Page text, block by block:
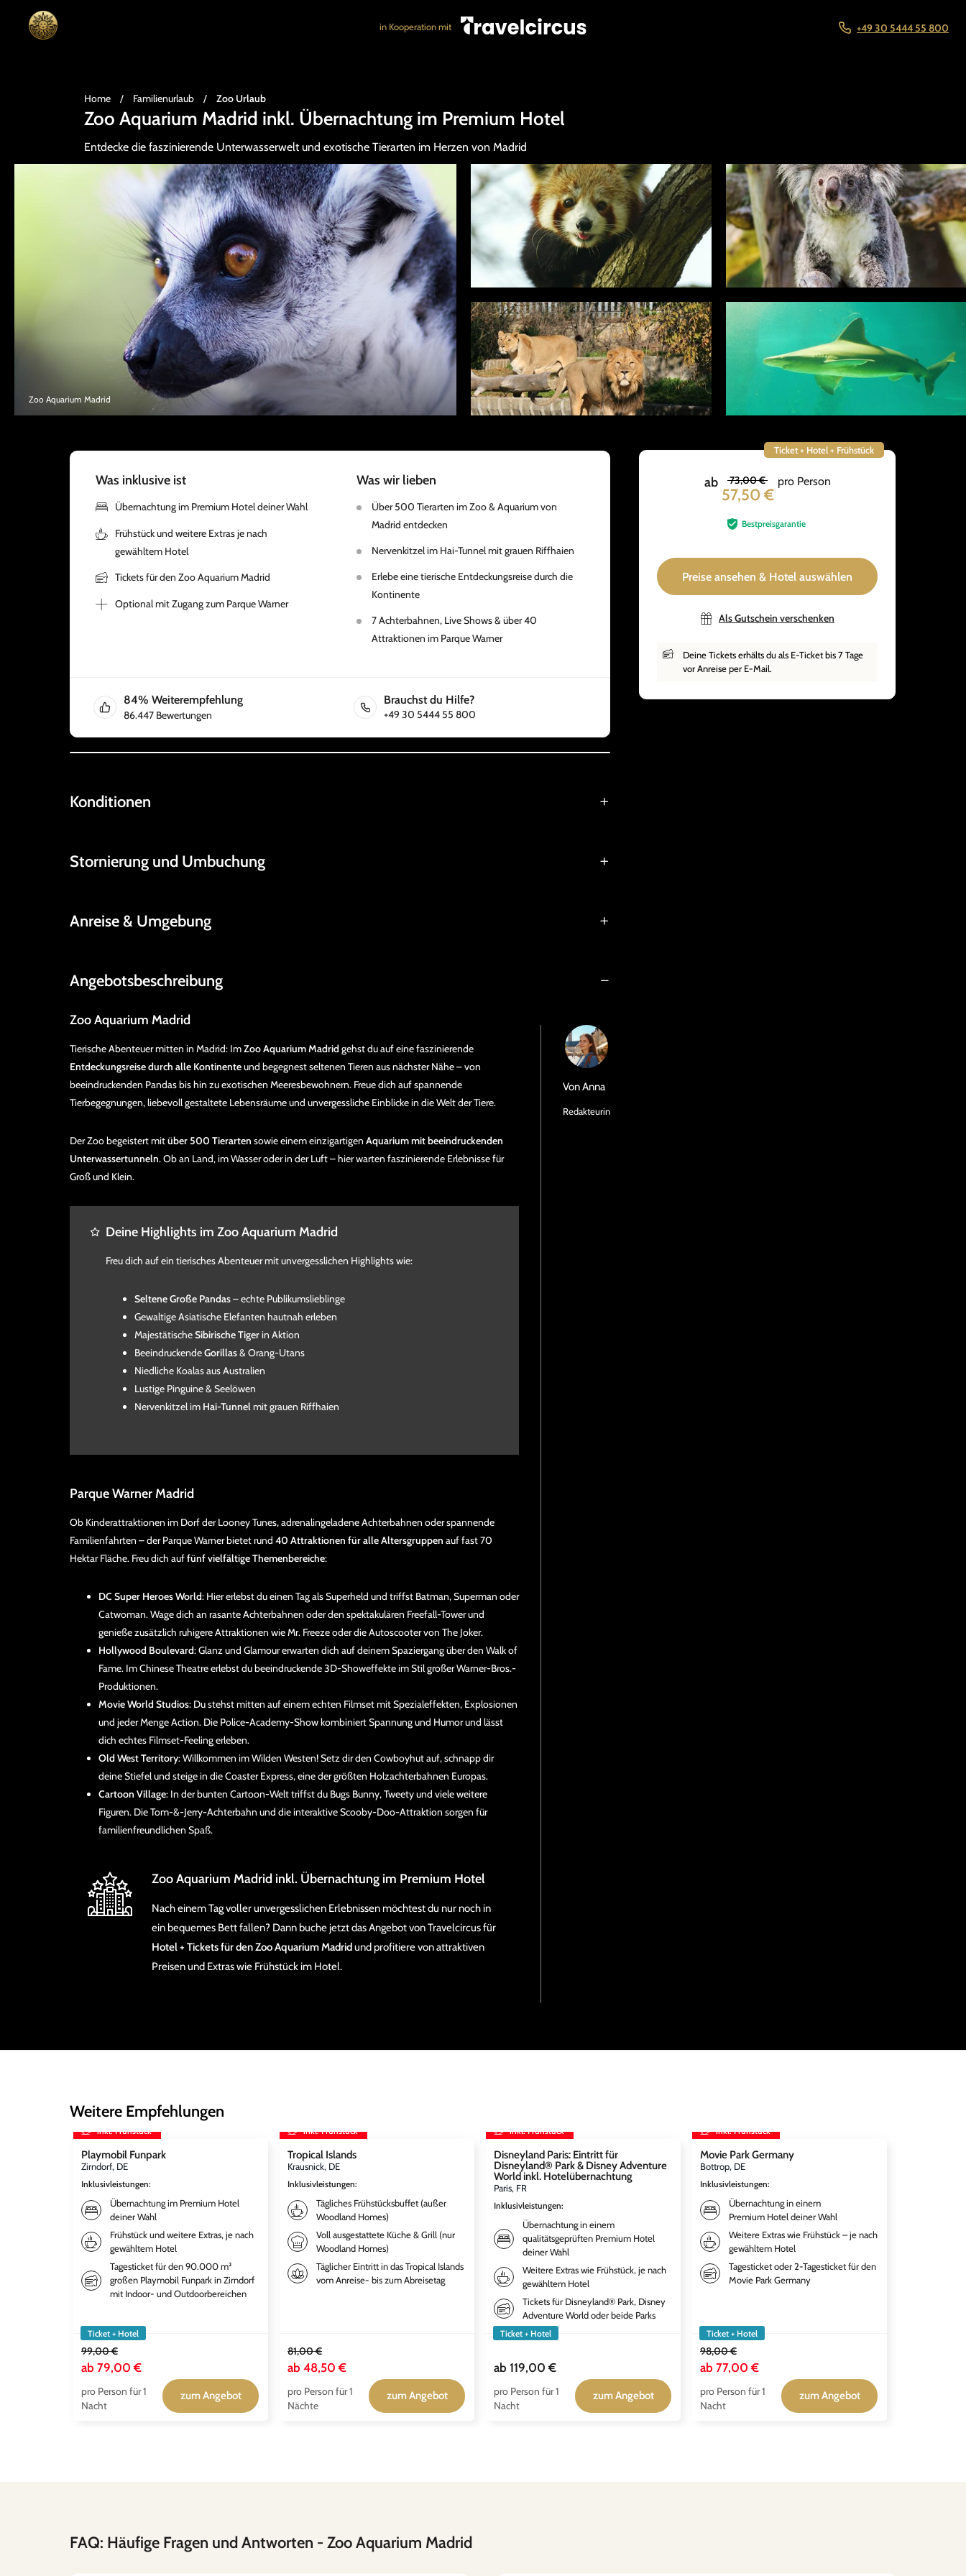
in Kooperation mit +49 30 5444 55 800
Home / Familienurlaub / Zoo Urlaub
Zoo Aquarium Madrid inkl. Übernachtung im Premium Hotel
Entdecke die faszinierende Unterwasserwelt und exotische Tierarten im Herzen von Madrid
Zoo Aquarium Madrid
Ticket + Hotel + Frühstück
ab 73,00 €
57,50 €
pro Person
Bestpreisgarantie
Preise ansehen & Hotel auswählen
Als Gutschein verschenken
Deine Tickets erhälts du als E-Ticket bis 7 Tage
vor Anreise per E-Mail.
Was inklusive ist
Übernachtung im Premium Hotel deiner Wahl
Frühstück und weitere Extras je nach
gewähltem Hotel
Tickets für den Zoo Aquarium Madrid
Optional mit Zugang zum Parque Warner
Was wir lieben
Über 500 Tierarten im Zoo & Aquarium von
Madrid entdecken
Nervenkitzel im Hai-Tunnel mit grauen Riffhaien
Erlebe eine tierische Entdeckungsreise durch die
Kontinente
7 Achterbahnen, Live Shows & über 40
Attraktionen im Parque Warner
84% Weiterempfehlung
86.447 Bewertungen
Brauchst du Hilfe?
+49 30 5444 55 800
Konditionen
Stornierung und Umbuchung
Anreise & Umgebung
Angebotsbeschreibung
Zoo Aquarium Madrid
Tierische Abenteuer mitten in Madrid: ImZoo Aquarium Madridgehst du auf eine faszinierende
Entdeckungsreise durch alle Kontinenteund begegnest seltenen Tieren aus nächster Nähe – von
beeindruckenden Pandas bis hin zu exotischen Meeresbewohnern. Freue dich auf spannende
Tierbegegnungen, liebevoll gestaltete Lebensräume und unvergessliche Einblicke in die Welt der Tiere.
Der Zoo begeistert mitüber 500 Tierarten sowie einem einzigartigen Aquarium mit beeindruckenden
Unterwassertunneln. Ob an Land, im Wasser oder in der Luft – hier warten faszinierende Erlebnisse für
Groß und Klein.
Deine Highlights im Zoo Aquarium Madrid
Freu dich auf ein tierisches Abenteuer mit unvergesslichen Highlights wie:
Seltene Große Pandas– echte Publikumslieblinge
Gewaltige Asiatische Elefanten hautnah erleben
MajestätischeSibirische Tigerin Aktion
BeeindruckendeGorillas& Orang-Utans
Niedliche Koalas aus Australien
Lustige Pinguine & Seelöwen
Nervenkitzel im Hai-Tunnelmit grauen Riffhaien
Parque Warner Madrid
Ob Kinderattraktionen im Dorf der Looney Tunes, adrenalingeladene Achterbahnen oder spannende
Familienfahrten – der Parque Warner bietet rund 40 Attraktionen für alle Altersgruppen auf fast 70
Hektar Fläche. Freu dich auffünf vielfältige Themenbereiche:
DC Super Heroes World: Hier erlebst du einen Tag als Superheld und triffst Batman, Superman oder
Catwoman. Wage dich an rasante Achterbahnen oder den spektakulären Freefall-Tower und
genieße zusätzlich ruhigere Attraktionen wie Mr. Freeze oder die Autoscooter von The Joker.
Hollywood Boulevard: Glanz und Glamour erwarten dich auf deinem Spaziergang über den Walk of
Fame. Im Chinese Theatre erlebst du beeindruckende 3D-Showeffekte im Stil großer Warner-Bros.-
Produktionen.
Movie World Studios: Du stehst mitten auf einem echten Filmset mit Spezialeffekten, Explosionen
und jeder Menge Action. Die Police-Academy-Show kombiniert Spannung und Humor und lässt
dich echtes Filmset-Feeling erleben.
Old West Territory: Willkommen im Wilden Westen! Setz dir den Cowboyhut auf, schnapp dir
deine Stiefel und steige in die Coaster Express, eine der größten Holzachterbahnen Europas.
Cartoon Village: In der bunten Cartoon-Welt triffst du Bugs Bunny, Tweety und viele weitere
Figuren. Die Tom-&-Jerry-Achterbahn und die interaktive Scooby-Doo-Attraktion sorgen für
familienfreundlichen Spaß.
Zoo Aquarium Madrid inkl. Übernachtung im Premium Hotel
Nach einem Tag voller unvergesslichen Erlebnissen möchtest du nur noch in
ein bequemes Bett fallen? Dann buche jetzt das Angebot von Travelcircus für
Hotel + Tickets für den Zoo Aquarium Madridund profitiere von attraktiven
Preisen und Extras wie Frühstück im Hotel.
VonAnna
Redakteurin
Weitere Empfehlungen
inkl. Frühstück
Playmobil Funpark
Zirndorf, DE
Inklusivleistungen:
Übernachtung im Premium Hotel
deiner Wahl
Frühstück und weitere Extras, je nach
gewähltem Hotel
Tagesticket für den 90.000 m²
großen Playmobil Funpark in Zirndorf
mit Indoor- und Outdoorbereichen
Ticket + Hotel
99,00 €
ab 79,00 €
pro Person für 1
Nacht
zum Angebot
inkl. Frühstück
Tropical Islands
Krausnick, DE
Inklusivleistungen:
Tägliches Frühstücksbuffet (außer
Woodland Homes)
Voll ausgestattete Küche & Grill (nur
Woodland Homes)
Täglicher Eintritt in das Tropical Islands
vom Anreise- bis zum Abreisetag
81,00 €
ab 48,50 €
pro Person für 1
Nächte
zum Angebot
inkl. Frühstück
Disneyland Paris: Eintritt für
Disneyland® Park & Disney Adventure
World inkl. Hotelübernachtung
Paris, FR
Inklusivleistungen:
Übernachtung in einem
qualitätsgeprüften Premium Hotel
deiner Wahl
Weitere Extras wie Frühstück, je nach
gewähltem Hotel
Tickets für Disneyland® Park, Disney
Adventure World oder beide Parks
Ticket + Hotel
ab 119,00 €
pro Person für 1
Nacht
zum Angebot
inkl. Frühstück
Movie Park Germany
Bottrop, DE
Inklusivleistungen:
Übernachtung in einem
Premium Hotel deiner Wahl
Weitere Extras wie Frühstück – je nach
gewähltem Hotel
Tagesticket oder 2-Tagesticket für den
Movie Park Germany
Ticket + Hotel
98,00 €
ab 77,00 €
pro Person für 1
Nacht
zum Angebot
FAQ: Häufige Fragen und Antworten - Zoo Aquarium Madrid